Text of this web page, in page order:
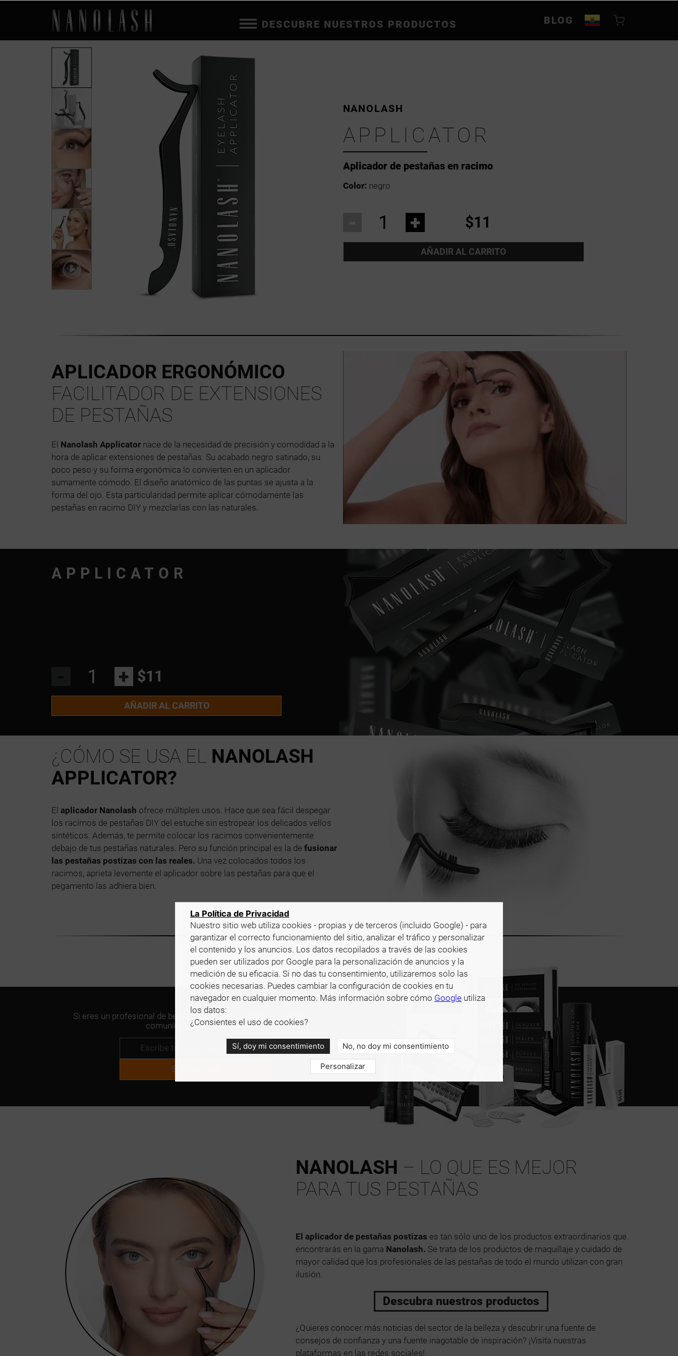
DESCUBRE NUESTROS PRODUCTOS BLOG
Aplicador de pestañas en racimo
NANOLASH
APPLICATOR
Color: negro
+ $11
AÑADIR AL CARRITO
APLICADOR ERGONÓMICO
FACILITADOR DE EXTENSIONES
DE PESTAÑAS
El Nanolash Applicator nace de la necesidad de precisión y comodidad a la
hora de aplicar extensiones de pestañas. Su acabado negro satinado, su
poco peso y su forma ergonómica lo convierten en un aplicador
sumamente cómodo. El diseño anatómico de las puntas se ajusta a la
forma del ojo. Esta particularidad permite aplicar cómodamente las
pestañas en racimo DIY y mezclarlas con las naturales.
APPLICATOR
+ $11
AÑADIR AL CARRITO
¿CÓMO SE USA EL NANOLASH
APPLICATOR?
El aplicador Nanolash ofrece múltiples usos. Hace que sea fácil despegar
los racimos de pestañas DIY del estuche sin estropear los delicados vellos
sintéticos. Además, te permite colocar los racimos convenientemente
debajo de tus pestañas naturales. Pero su función principal es la de fusionar
las pestañas postizas con las reales. Una vez colocados todos los
racimos, aprieta levemente el aplicador sobre las pestañas para que el
pegamento las adhiera bien.
Si eres un profesional de belleza y te interesa colaborar, por favor
comunícate con nosotros.
Sí, dime más
NANOLASH – LO QUE ES MEJOR
PARA TUS PESTAÑAS
El aplicador de pestañas postizas es tan sólo uno de los productos extraordinarios que
encontrarás en la gama Nanolash. Se trata de los productos de maquillaje y cuidado de
mayor calidad que los profesionales de las pestañas de todo el mundo utilizan con gran
ilusión.
Descubra nuestros productos
¿Quieres conocer más noticias del sector de la belleza y descubrir una fuente de
consejos de confianza y una fuente inagotable de inspiración? ¡Visita nuestras
plataformas en las redes sociales!
La Política de Privacidad
Nuestro sitio web utiliza cookies - propias y de terceros (incluido Google) - para
garantizar el correcto funcionamiento del sitio, analizar el tráfico y personalizar
el contenido y los anuncios. Los datos recopilados a través de las cookies
pueden ser utilizados por Google para la personalización de anuncios y la
medición de su eficacia. Si no das tu consentimiento, utilizaremos solo las
cookies necesarias. Puedes cambiar la configuración de cookies en tu
navegador en cualquier momento. Más información sobre cómo Google utiliza
los datos:
¿Consientes el uso de cookies?
Sí, doy mi consentimiento No, no doy mi consentimiento
Personalizar